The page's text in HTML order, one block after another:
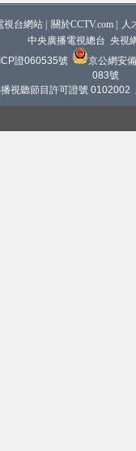
視台網站 關於CCTV.com
人
中央廣播電視總台 央視
證060535號
京公網安
083號
視聽節目許可證號 0102002